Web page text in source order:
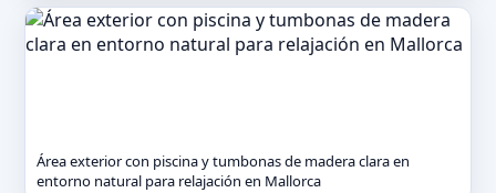
Área exterior con piscina y tumbonas de madera clara en
entorno natural para relajación en Mallorca